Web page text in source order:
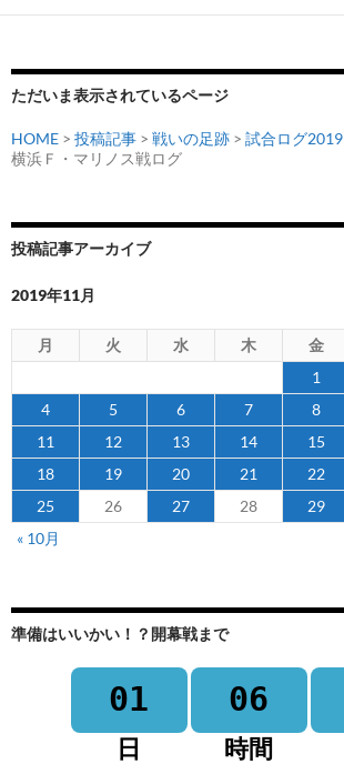
ただいま表示されているページ
HOME > 投稿記事 > 戦いの足跡 > 試合ログ2019
横浜Ｆ・マリノス戦ログ
投稿記事アーカイブ
2019年11月
月 火 水 木 金
1
4
5 6 7 8
11
12 13 14 15
18
19 20 21 22
25
26 27 28 29
« 10月
準備はいいかい！？開幕戦まで
01
日
06
時間